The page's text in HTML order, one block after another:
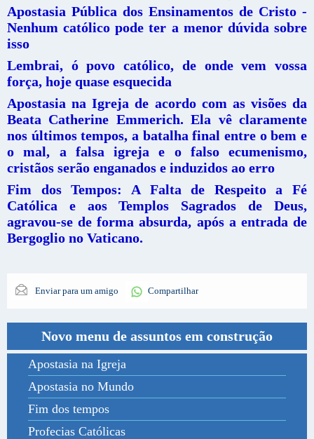
Apostasia Pública dos Ensinamentos de Cristo -
Nenhum católico pode ter a menor dúvida sobre
isso
Lembrai, ó povo católico, de onde vem vossa
força, hoje quase esquecida
Apostasia na Igreja de acordo com as visões da
Beata Catherine Emmerich. Ela vê claramente
nos últimos tempos, a batalha final entre o bem e
o mal, a falsa igreja e o falso ecumenismo,
cristãos serão enganados e induzidos ao erro
Fim dos Tempos: A Falta de Respeito a Fé
Católica e aos Templos Sagrados de Deus,
agravou-se de forma absurda, após a entrada de
Bergoglio no Vaticano.
Enviar para um amigo Compartilhar
Novo menu de assuntos em construção
Apostasia na Igreja
Apostasia no Mundo
Fim dos tempos
Profecias Católicas